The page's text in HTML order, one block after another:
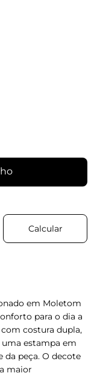
em Moletom
para o dia a
costura dupla,
estampa em
da peça. O decote
maior